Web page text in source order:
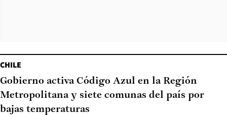
CHILE
Gobierno activa Código Azul en la Región
Metropolitana y siete comunas del país por
bajas temperaturas